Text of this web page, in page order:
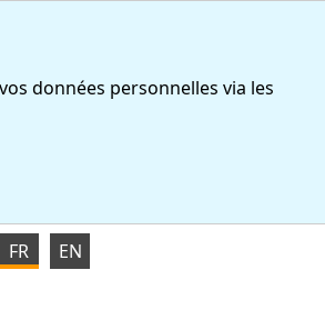
données personnelles via les
FR EN